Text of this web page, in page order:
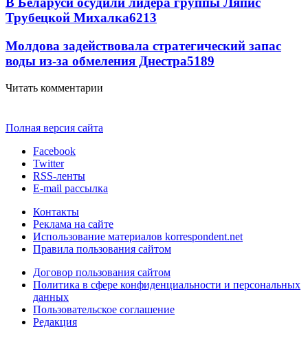
Трубецкой Михалка6213
Молдова задействовала стратегический запас
воды из-за обмеления Днестра5189
Читать комментарии
Полная версия сайта
Facebook
Twitter
RSS-ленты
E-mail рассылка
Контакты
Реклама на сайте
Использование материалов korrespondent.net
Правила пользования сайтом
Договор пользования сайтом
Политика в сфере конфиденциальности и персональных
данных
Пользовательское соглашение
Редакция